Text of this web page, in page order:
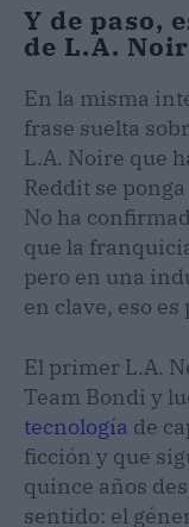
Y de paso,
de L.A.
En la misma
frase suelta
L.A. Noire que
Reddit se
No ha
que la
pero en una
en clave, eso
El primer L.A.
Team Bondi y
tecnología de
ficción y que
quince años
sentido: el